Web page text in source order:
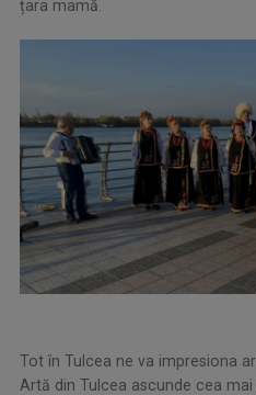
țara mamă.
Tot în Tulcea ne va impresiona
Artă din Tulcea ascunde cea